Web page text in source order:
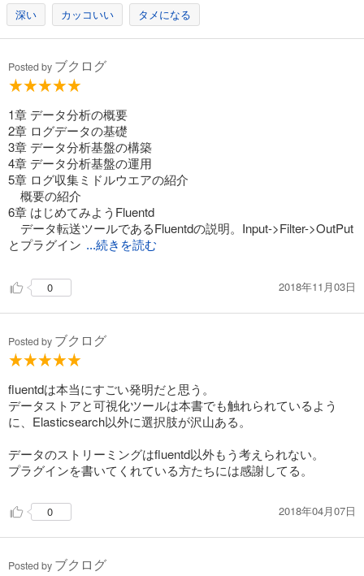
深い カッコいい タメになる
Posted by ブクログ
1章 データ分析の概要
2章 ログデータの基礎
3章 データ分析基盤の構築
4章 データ分析基盤の運用
5章 ログ収集ミドルウエアの紹介
概要の紹介
6章 はじめてみようFluentd
データ転送ツールであるFluentdの説明。Input->Filter->OutPut
とプラグイン ...続きを読む
0 2018年11月03日
Posted by ブクログ
fluentdは本当にすごい発明だと思う。
データストアと可視化ツールは本書でも触れられているよう
に、Elasticsearch以外に選択肢が沢山ある。
データのストリーミングはfluentd以外もう考えられない。
プラグインを書いてくれている方たちには感謝してる。
0 2018年04月07日
Posted by ブクログ